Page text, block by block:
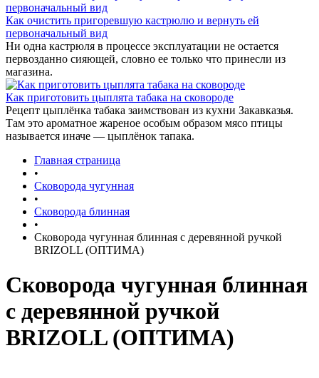
Как очистить пригоревшую кастрюлю и вернуть ей
первоначальный вид
Ни одна кастрюля в процессе эксплуатации не остается
первозданно сияющей, словно ее только что принесли из
магазина.
Как приготовить цыплята табака на сковороде
Рецепт цыплёнка табака заимствован из кухни Закавказья.
Там это ароматное жареное особым образом мясо птицы
называется иначе — цыплёнок тапака.
Главная страница
•
Сковорода чугунная
•
Сковорода блинная
•
Сковорода чугунная блинная с деревянной ручкой
BRIZOLL (ОПТИМА)
Сковорода чугунная блинная
с деревянной ручкой
BRIZOLL (ОПТИМА)